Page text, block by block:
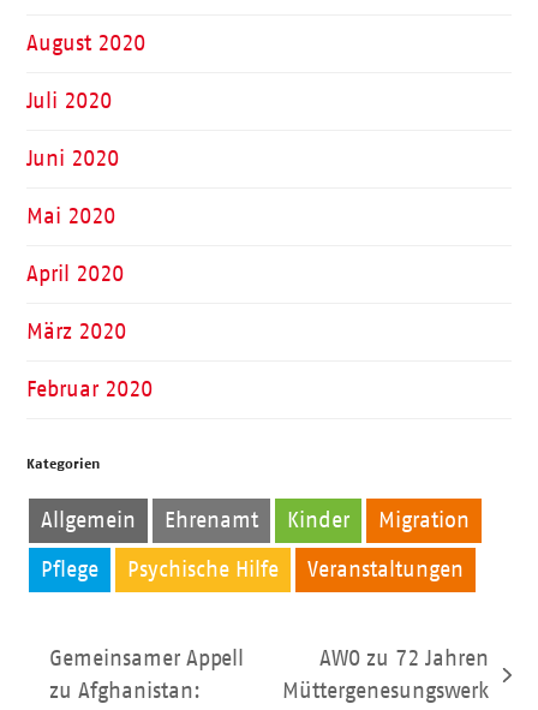
August 2020
Juli 2020
Juni 2020
Mai 2020
April 2020
März 2020
Februar 2020
Kategorien
Allgemein Ehrenamt Kinder Migration
Pflege Psychische Hilfe Veranstaltungen
Gemeinsamer Appell
zu Afghanistan:
Nächster
AWO zu 72 Jahren
Müttergenesungswerk